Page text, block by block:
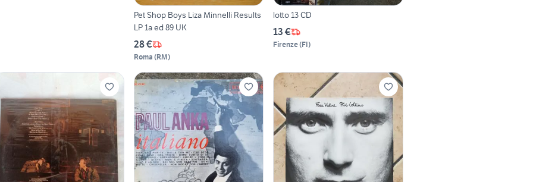
Pet Shop Boys Liza Minnelli Results
LP 1a ed 89 UK
28 €
Roma (RM)
lotto 13 CD
13 €
Firenze(FI)